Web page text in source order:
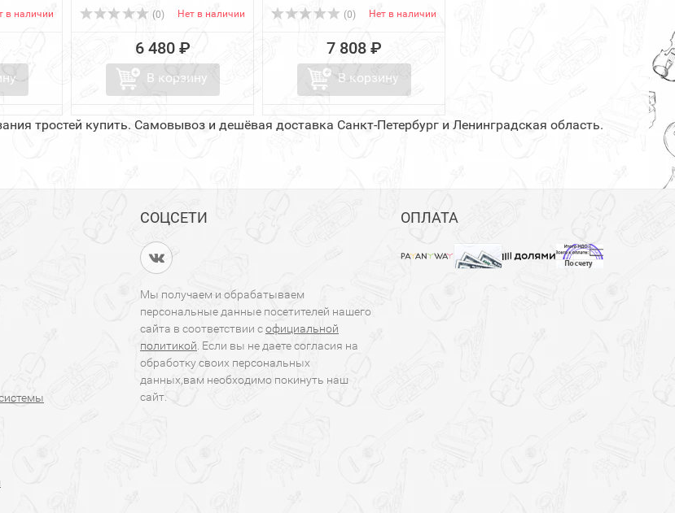
в наличии (0) Нет в наличии
6 480 ₽
В корзину
(0) Нет в наличии
7 808 ₽
В корзину
тростей купить. Самовывоз и дешёвая доставка Санкт-Петербург и Ленинградская область.
СОЦСЕТИ
Мы получаем и обрабатываем
персональные данные посетителей нашего
сайта в соответствии софициальной
политикой . Если вы не даете согласия на
обработку своих персональных
данных,вам необходимо покинуть наш
сайт.
ОПЛАТА